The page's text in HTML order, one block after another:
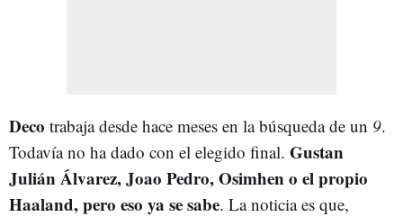
Deco trabaja desde hace meses en la búsqueda de un 9.
Todavía no ha dado con el elegido final. Gustan
Julián Álvarez, Joao Pedro, Osimhen o el propio
Haaland, pero eso ya se sabe. La noticia es que,